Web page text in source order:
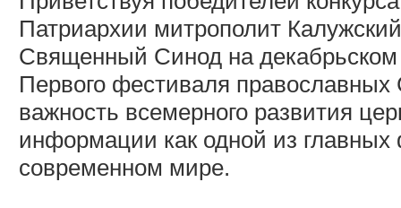
Патриархии митрополит
Священный Синод на декабрьском
Первого фестиваля
важность всемерного развития
информации как одной из
современном мире.